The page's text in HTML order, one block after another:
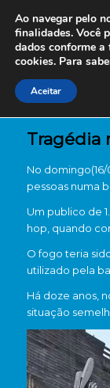
Tragédia
No
pessoas numa
Um publico de
hop, quando
O fogo teria
utilizado pela
Há doze anos,
situação
Ao navegar pelo
finalidades. Você
dados conforme a
cookies. Para
Aceitar